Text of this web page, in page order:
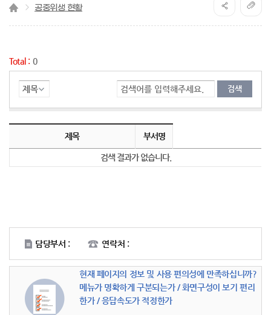
공중위생 현황
Total : 0
공중위생 현황 목록
공중위생 현황의 목록으로 순번, 제목, 부서명, 등록일, 조회, 첨부(으)로 나뉘어 설명합니다. 총 0개의 글이 있으며 제목링크를 통해서 게시물 상세글내용으로 이동합니다.
제목
부서명
검색 결과가 없습니다.
담당부서 : 연락처 :
현재 페이지의 정보 및 사용 편의성에 만족하십니까?
메뉴가 명확하게 구분되는가 / 화면구성이 보기 편리
한가 / 응답속도가 적정한가